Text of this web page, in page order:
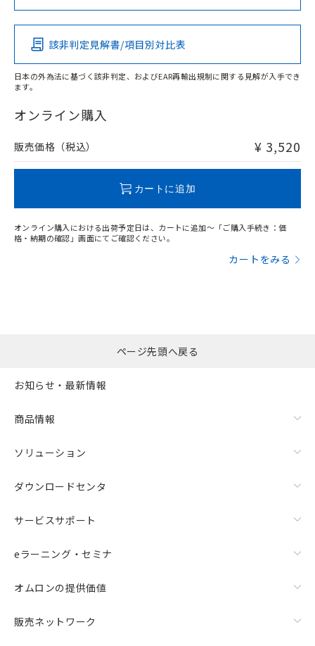
Pb Hg Cd Cr(VI)
O
在庫等で未対応品が混在する可能性があります。
問い合わせください。
この製品の規格認証/適合状況ページへ
その他の認証はこちらのページからご検索ください
該非判定見解書/項目別対比表
日本の外為法に基づく該非判定、およびEAR再輸出規制に関する見解が入手でき
ます。
オンライン購入
販売価格（税込） ¥ 3,520
カートに追加
オンライン購入における出荷予定日は、カートに追加～「ご購入手続き：価
格・納期の確認」画面にてご確認ください。
カートをみる
ページ先頭へ戻る
お知らせ・最新情報
商品情報
ソリューション
ダウンロードセンタ
サービスサポート
eラーニング・セミナ
オムロンの提供価値
販売ネットワーク